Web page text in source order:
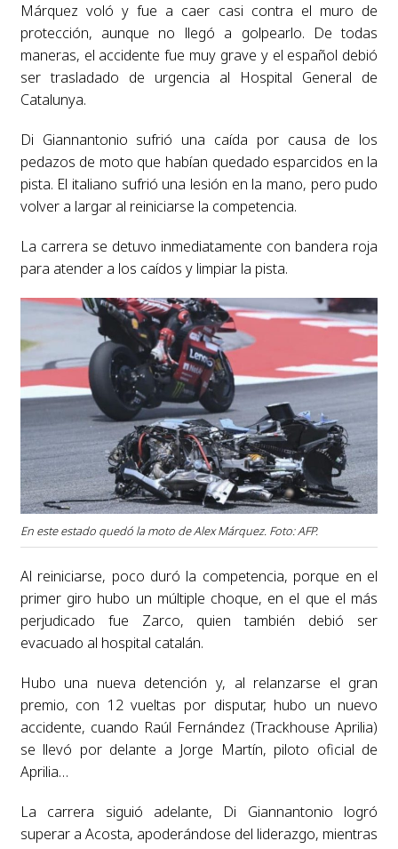
Márquez voló y fue a caer casi contra el muro de
protección, aunque no llegó a golpearlo. De todas
maneras, el accidente fue muy grave y el español debió
ser trasladado de urgencia al Hospital General de
Catalunya.
Di Giannantonio sufrió una caída por causa de los
pedazos de moto que habían quedado esparcidos en la
pista. El italiano sufrió una lesión en la mano, pero pudo
volver a largar al reiniciarse la competencia.
La carrera se detuvo inmediatamente con bandera roja
para atender a los caídos y limpiar la pista.
En este estado quedó la moto de Alex Márquez. Foto: AFP.
Al reiniciarse, poco duró la competencia, porque en el
primer giro hubo un múltiple choque, en el que el más
perjudicado fue Zarco, quien también debió ser
evacuado al hospital catalán.
Hubo una nueva detención y, al relanzarse el gran
premio, con 12 vueltas por disputar, hubo un nuevo
accidente, cuando Raúl Fernández (Trackhouse Aprilia)
se llevó por delante a Jorge Martín, piloto oficial de
Aprilia…
La carrera siguió adelante, Di Giannantonio logró
superar a Acosta, apoderándose del liderazgo, mientras